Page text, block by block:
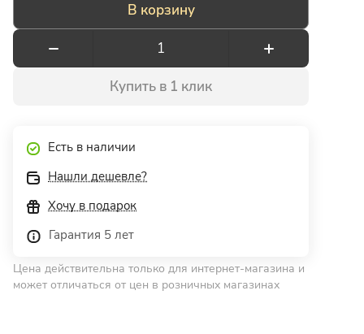
В корзину
Купить в 1 клик
Есть в наличии
Нашли дешевле?
Хочу в подарок
Гарантия 5 лет
Цена действительна только для интернет-магазина и
может отличаться от цен в розничных магазинах